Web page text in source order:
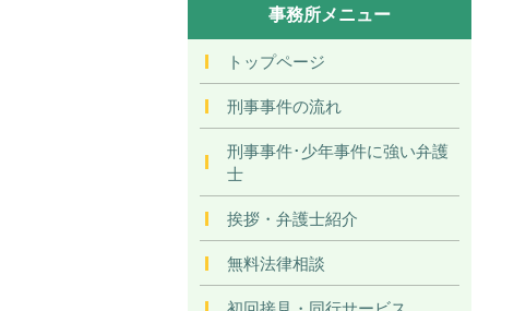
事務所メニュー
トップページ
刑事事件の流れ
刑事事件･少年事件に強い弁護
士
挨拶・弁護士紹介
無料法律相談